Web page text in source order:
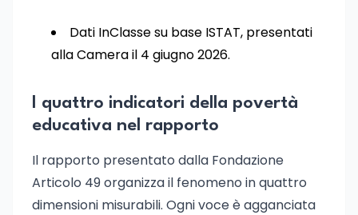
Dati InClasse su base ISTAT, presentati
alla Camera il 4 giugno 2026.
I quattro indicatori della povertà
educativa nel rapporto
Il rapporto presentato dalla Fondazione
Articolo 49 organizza il fenomeno in quattro
dimensioni misurabili. Ogni voce è agganciata